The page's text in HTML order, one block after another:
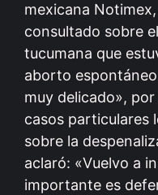
mexicana
consultado sobre
tucumana que
aborto
muy delicado»,
casos particulares
sobre la
aclaró: «Vuelvo a
importante es